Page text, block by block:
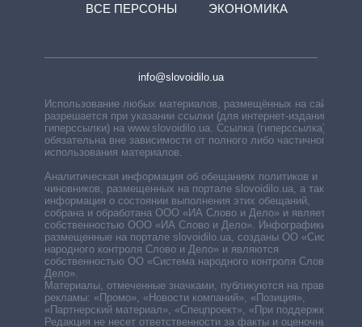
ВСЕ ПЕРСОНЫ
ЭКОНОМИКА
info@slovoidilo.ua
Использование любых материалов, размещённых на сайте,
разрешается при указании ссылки (для интернет-изданий —
гиперссылки) на www.slovoidilo.ua. Ссылка (гиперссылка)
обязательна вне зависимости от полного либо частичного
использования материалов.
Аналитическая информация об обещаниях политиков и
чиновников, размещенных на портале slovoidilo.ua, а также
информация о состоянии выполнения этих обещаний,
собрана и обработана ООО «ИА Слово и Дело» и является
собственностью ООО «ИА Слово и Дело». Инфографики,
размещенные на портале slovoidilo.ua, созданы ОО «Система
народного контроля Слово и Дело» и являются
собственностью ОО «Система народного контроля Слово и
Дело».
Материалы, отмеченные значками, публикуются на правах
рекламы: «Промо», «Новости компаний», «Позиция»,
«Партнерский материал», «Спецпроект», «При поддержке».
Редакция не несет ответственности за факты и оценочные